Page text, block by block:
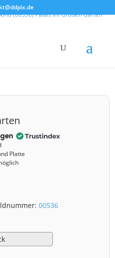
(00536) Palais im Großen Garten
Platte
00536